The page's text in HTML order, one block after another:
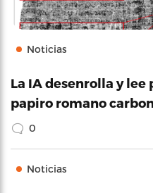
Noticias
La IA desenrolla y
papiro romano
0
Noticias